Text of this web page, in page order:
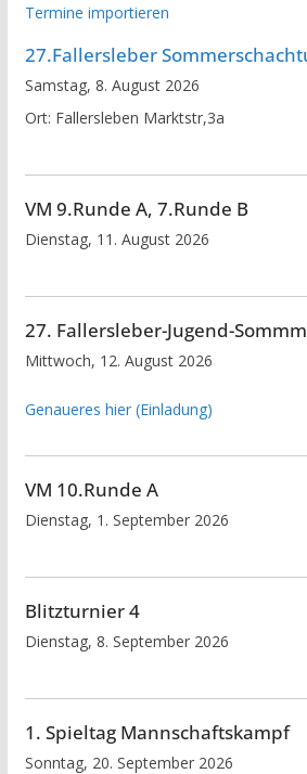
Termine importieren
27.Fallersleber
Samstag, 8. August 2026
Ort: Fallersleben Marktstr,3a
VM 9.Runde A, 7.Runde B
Dienstag, 11. August 2026
27. Fallersleber-Jugend-
Mittwoch, 12. August 2026
Genaueres hier (Einladung)
VM 10.Runde A
Dienstag, 1. September 2026
Blitzturnier 4
Dienstag, 8. September 2026
1. Spieltag Mannschaftskampf
Sonntag, 20. September 2026